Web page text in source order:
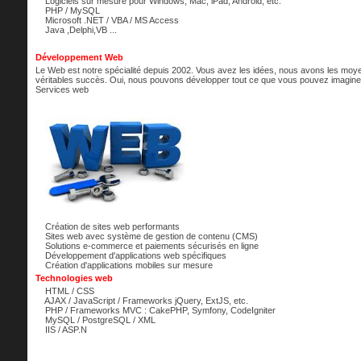
PHP / MySQL
Microsoft .NET / VBA / MS Access
Java ,Delphi,VB ...
Développement Web
Le Web est notre spécialité depuis 2002. Vous avez les idées, nous avons les
véritables succès. Oui, nous pouvons développer tout ce que vous pouvez
Services web
Création de sites web performants
Sites web avec système de gestion de contenu (CMS)
Solutions e-commerce et paiements sécurisés en ligne
Développement d'applications web spécifiques
Création d'applications mobiles sur mesure
Technologies web
HTML / CSS
AJAX / JavaScript / Frameworks jQuery, ExtJS, etc.
PHP / Frameworks MVC : CakePHP, Symfony, CodeIgniter
MySQL / PostgreSQL / XML
IIS / ASP.N